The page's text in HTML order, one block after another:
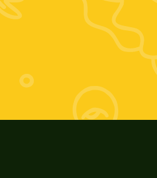
Orario estivo:
Giovedì 17-20;
Sabato 9-13
Orario
Giovedì 16-19;
Sabato: 9-13